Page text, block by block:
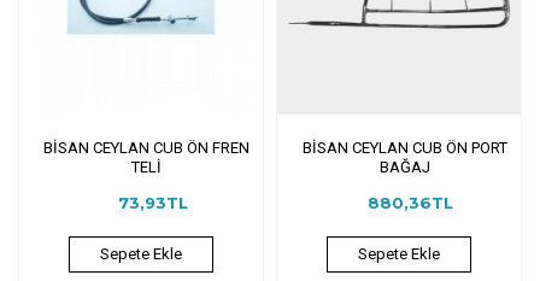
BİSAN CEYLAN CUB ÖN FREN
TELİ
73,93TL
Sepete Ekle
BİSAN CEYLAN CUB ÖN PORT
BAĞAJ
880,36TL
Sepete Ekle